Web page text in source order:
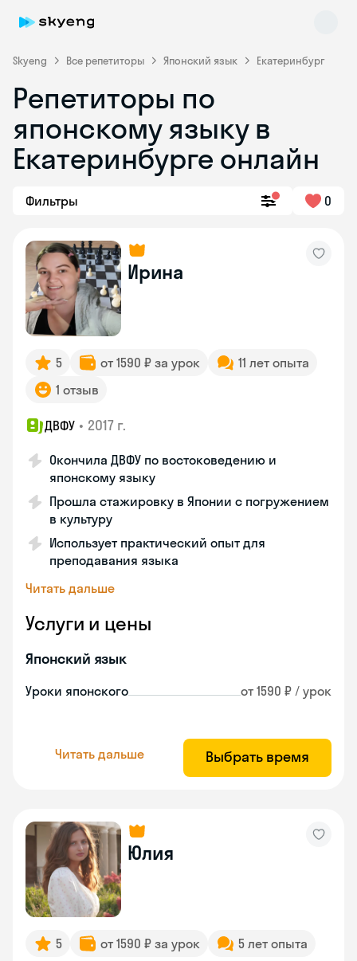
Skyeng Все репетиторы Японский язык Екатеринбург
Репетиторы по
японскому языку в
Екатеринбурге онлайн
Фильтры 0
Ирина
5 от 1590 ₽ за урок
11 лет опыта
1 отзыв
ДВФУ • 2017 г.
Окончила ДВФУ по востоковедению и
японскому языку
Прошла стажировку в Японии с погружением
в культуру
Использует практический опыт для
преподавания языка
Читать дальше
Услуги и цены
Японский язык
Уроки японского от 1590 ₽ / урок
Читать дальше Выбрать время
Юлия
5 от 1590 ₽ за урок 5 лет опыта
Skyeng Chat